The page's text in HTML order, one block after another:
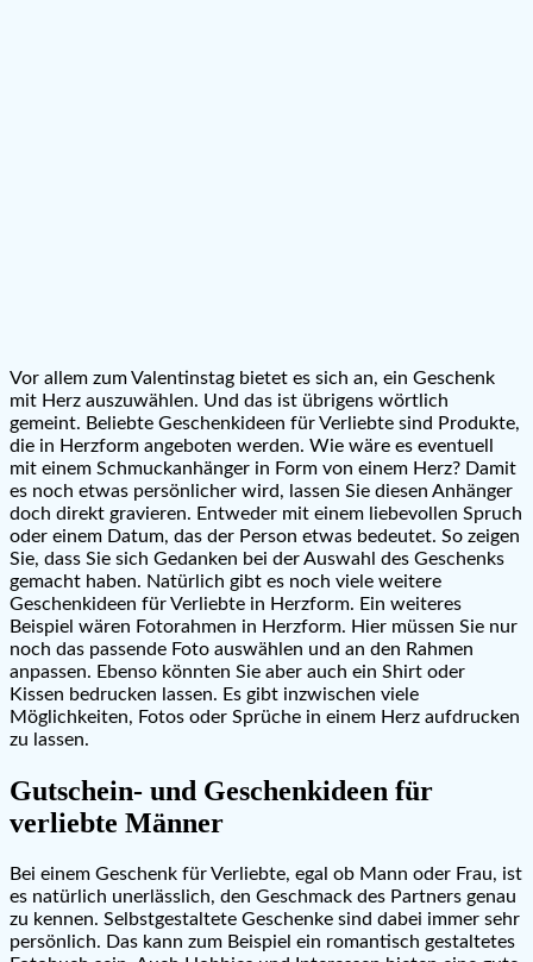
Vor allem zum Valentinstag bietet es sich an, ein Geschenk
mit Herz auszuwählen. Und das ist übrigens wörtlich
gemeint. Beliebte Geschenkideen für Verliebte sind Produkte,
die in Herzform angeboten werden. Wie wäre es eventuell
mit einem Schmuckanhänger in Form von einem Herz? Damit
es noch etwas persönlicher wird, lassen Sie diesen Anhänger
doch direkt gravieren. Entweder mit einem liebevollen Spruch
oder einem Datum, das der Person etwas bedeutet. So zeigen
Sie, dass Sie sich Gedanken bei der Auswahl des Geschenks
gemacht haben. Natürlich gibt es noch viele weitere
Geschenkideen für Verliebte in Herzform. Ein weiteres
Beispiel wären Fotorahmen in Herzform. Hier müssen Sie nur
noch das passende Foto auswählen und an den Rahmen
anpassen. Ebenso könnten Sie aber auch ein Shirt oder
Kissen bedrucken lassen. Es gibt inzwischen viele
Möglichkeiten, Fotos oder Sprüche in einem Herz aufdrucken
zu lassen.
Gutschein- und Geschenkideen für
verliebte Männer
Bei einem Geschenk für Verliebte, egal ob Mann oder Frau, ist
es natürlich unerlässlich, den Geschmack des Partners genau
zu kennen. Selbstgestaltete Geschenke sind dabei immer sehr
persönlich. Das kann zum Beispiel ein romantisch gestaltetes